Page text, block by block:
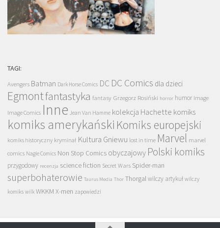
TAGI:
Avengers Batman Dark Horse Comics DC DC Comics dla dzieci
Egmontfantastyka fantasy Grzegorz Rosiński horror humor Image
Image Comics Inne Jean Van Hamme kolekcja Hachette komiks
komiks amerykański Komiks europejski
komiks historyczny kryminał Kultura Gniewu lost in time Marvel marvel
comics Nagle Comics Non Stop Comics obyczajowy Polski komiks
przygodowy recenzja science fiction Secret Wars Spider-man
superbohaterowie Taurus Media Thor Thorgalwilczy artykuł wilczy
komiks wilk WKKM X-men zapowiedzi